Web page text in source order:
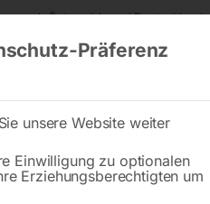
nach Österreich und Deutschland
Präferenz
unsere Website weiter
Einwilligung zu optionalen
Erziehungsberechtigten um